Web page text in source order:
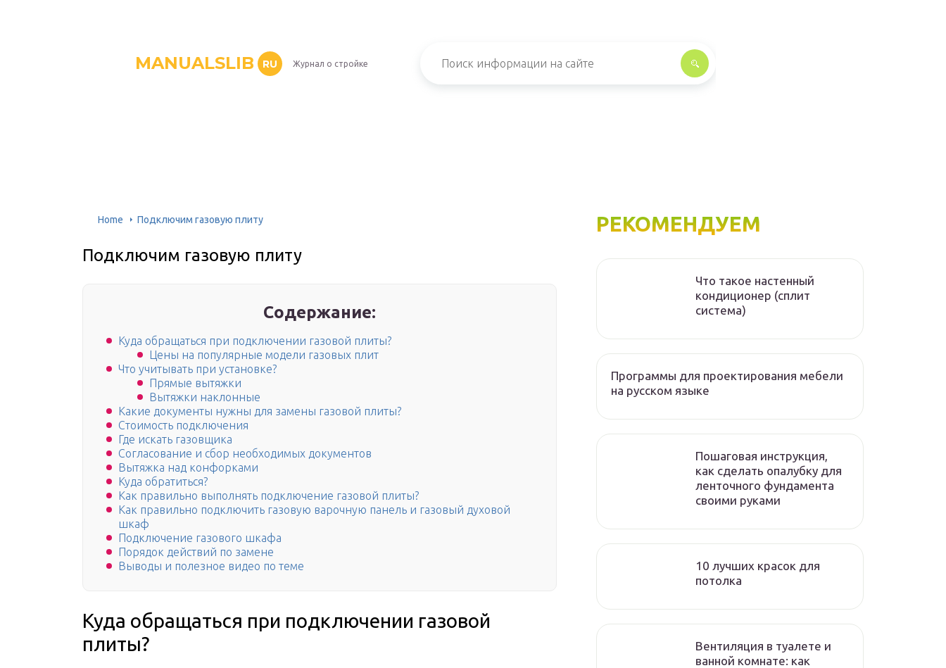
MANUALSLIB RU Журнал о стройке
Home Подключим газовую плиту
Подключим газовую плиту
Содержание:
Куда обращаться при подключении газовой плиты?
Цены на популярные модели газовых плит
Что учитывать при установке?
Прямые вытяжки
Вытяжки наклонные
Какие документы нужны для замены газовой плиты?
Стоимость подключения
Где искать газовщика
Согласование и сбор необходимых документов
Вытяжка над конфорками
Куда обратиться?
Как правильно выполнять подключение газовой плиты?
Как правильно подключить газовую варочную панель и газовый духовой
шкаф
Подключение газового шкафа
Порядок действий по замене
Выводы и полезное видео по теме
Куда обращаться при подключении газовой
плиты?
РЕКОМЕНДУЕМ
Что такое настенный
кондиционер (сплит
система)
Программы для проектирования мебели
на русском языке
Пошаговая инструкция,
как сделать опалубку для
ленточного фундамента
своими руками
10 лучших красок для
потолка
Вентиляция в туалете и
ванной комнате: как